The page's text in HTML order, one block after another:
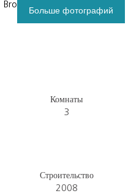
Больше фотографий
Комнаты
3
Строительство
2008